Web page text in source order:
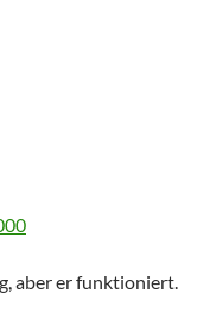
aber er funktioniert.